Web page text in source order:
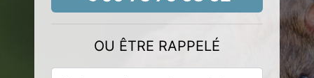
OU ÊTRE RAPPELÉ